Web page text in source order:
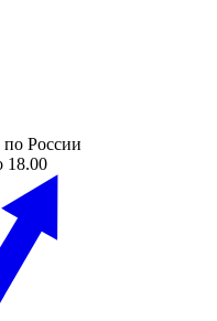
по России
18.00